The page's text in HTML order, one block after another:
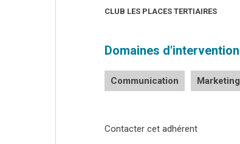
CLUB LES PLACES TERTIAIRES
Domaines d'intervention
Communication Marketing
Contacter cet adhérent